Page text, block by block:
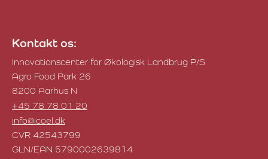
Kontakt os:
Innovationscenter for Økologisk Landbrug P/S
Agro Food Park 26
8200 Aarhus N
+45 78 78 01 20
info@icoel.dk
CVR 42543799
GLN/EAN 5790002639814